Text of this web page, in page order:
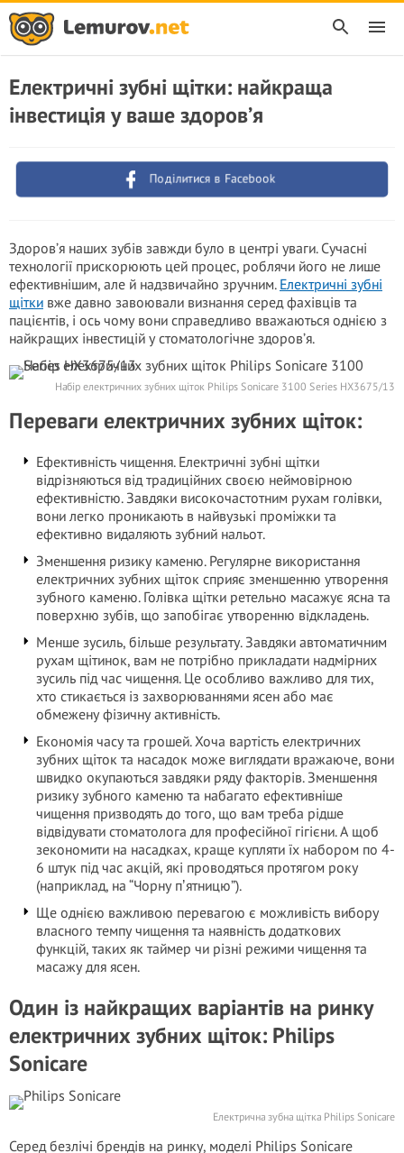
Електричні зубні щітки: найкраща
інвестиція у ваше здоров’я
Поділитися в Facebook
Здоров’я наших зубів завжди було в центрі уваги. Сучасні
технології прискорюють цей процес, роблячи його не лише
ефективнішим, але й надзвичайно зручним. Електричні зубні
щітки вже давно завоювали визнання серед фахівців та
пацієнтів, і ось чому вони справедливо вважаються однією з
найкращих інвестицій у стоматологічне здоров’я.
Набір електричних зубних щіток Philips Sonicare 3100 Series HX3675/13
Переваги електричних зубних щіток:
Ефективність чищення. Електричні зубні щітки
відрізняються від традиційних своєю неймовірною
ефективністю. Завдяки високочастотним рухам голівки,
вони легко проникають в найвузькі проміжки та
ефективно видаляють зубний нальот.
Зменшення ризику каменю. Регулярне використання
електричних зубних щіток сприяє зменшенню утворення
зубного каменю. Голівка щітки ретельно масажує ясна та
поверхню зубів, що запобігає утворенню відкладень.
Менше зусиль, більше результату. Завдяки автоматичним
рухам щітинок, вам не потрібно прикладати надмірних
зусиль під час чищення. Це особливо важливо для тих,
хто стикається із захворюваннями ясен або має
обмежену фізичну активність.
Економія часу та грошей. Хоча вартість електричних
зубних щіток та насадок може виглядати вражаюче, вони
швидко окупаються завдяки ряду факторів. Зменшення
ризику зубного каменю та набагато ефективніше
чищення призводять до того, що вам треба рідше
відвідувати стоматолога для професійної гігієни. А щоб
зекономити на насадках, краще купляти їх набором по 4-
6 штук під час акцій, які проводяться протягом року
(наприклад, на “Чорну пʼятницю”).
Ще однією важливою перевагою є можливість вибору
власного темпу чищення та наявність додаткових
функцій, таких як таймер чи різні режими чищення та
масажу для ясен.
Один із найкращих варіантів на ринку
електричних зубних щіток: Philips
Sonicare
Електрична зубна щітка Philips Sonicare
Серед безлічі брендів на ринку, моделі Philips Sonicare